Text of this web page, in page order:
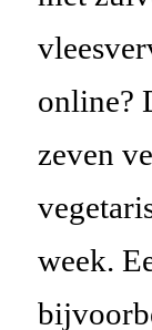
online?
zeven
week.